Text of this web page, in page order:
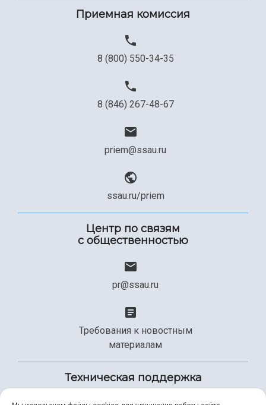
Приемная комиссия
8 (800) 550-34-35
8 (846) 267-48-67
priem@ssau.ru
ssau.ru/priem
Центр по связям
с общественностью
pr@ssau.ru
Требования к новостным
материалам
Техническая поддержка